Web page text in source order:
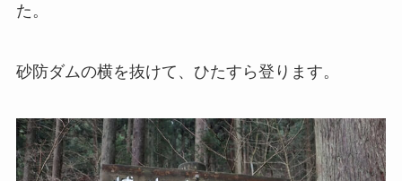
た。
砂防ダムの横を抜けて、ひたすら登ります。